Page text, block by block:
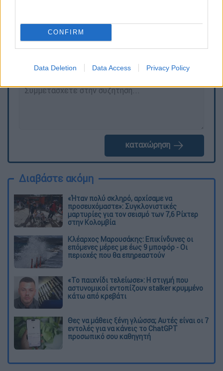
CONFIRM
Data Deletion Data Access Privacy Policy
ΕΘΝΟΣ θα παρεμβαίνει και τα προσβλητικά σχόλια θα
διαγράφονται
καταχώρηση
Διαβάστε ακόμη
«Ήταν πολύ σκληρό, αρχίσαμε να
προσευχόμαστε»: Συγκλονιστικές
μαρτυρίες για τον σεισμό των 7,6 Ρίχτερ
στην Κολομβία
Κλέαρχος Μαρουσάκης: Επικίνδυνες οι
επόμενες μέρες με έως 9 μποφόρ - Οι
περιοχές που θα επηρεαστούν
«Το παιχνίδι τελείωσε»: Η στιγμή που
αστυνομικοί εντοπίζουν stalker κρυμμένο
κάτω από κρεβάτι
Θες να μάθεις ξένη γλώσσα; Αυτές είναι οι 7
εντολές για να κάνεις το ChatGPT
προσωπικό σου καθηγητή